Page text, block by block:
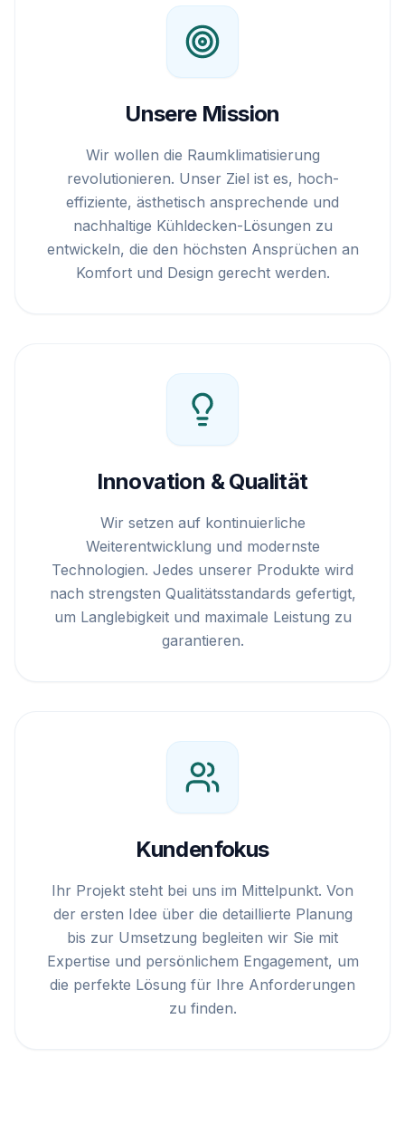
Unsere Mission
Wir wollen die Raumklimatisierung
revolutionieren. Unser Ziel ist es, hoch-
effiziente, ästhetisch ansprechende und
nachhaltige Kühldecken-Lösungen zu
entwickeln, die den höchsten Ansprüchen an
Komfort und Design gerecht werden.
Innovation & Qualität
Wir setzen auf kontinuierliche
Weiterentwicklung und modernste
Technologien. Jedes unserer Produkte wird
nach strengsten Qualitätsstandards gefertigt,
um Langlebigkeit und maximale Leistung zu
garantieren.
Kundenfokus
Ihr Projekt steht bei uns im Mittelpunkt. Von
der ersten Idee über die detaillierte Planung
bis zur Umsetzung begleiten wir Sie mit
Expertise und persönlichem Engagement, um
die perfekte Lösung für Ihre Anforderungen
zu finden.